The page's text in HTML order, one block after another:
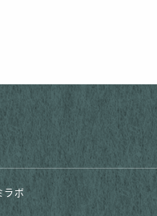
ラボ